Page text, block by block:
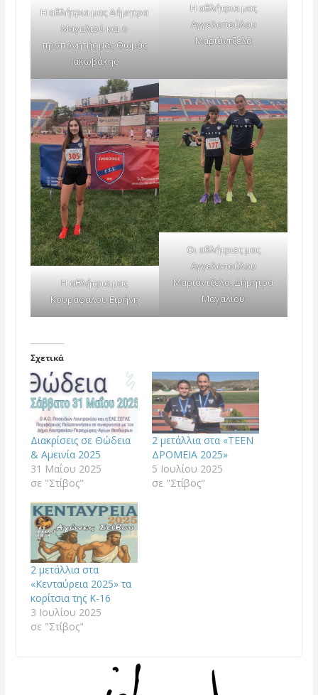
Η αθλήτρια μας Δήμητρα
Μαγαλιού και ο
προπονητής μας Θωμάς
Ιακωβάκης
Η αθλήτρια μας
Αγγελοπούλου
Μαριάντζελα
Η αθλήτρια μας
Κουράφαλου Ειρήνη
Οι αθλήτριες μας
Αγγελοπούλου
Μαριάντζελα, Δήμητρα
Μαγαλιού
Σχετικά
Διακρίσεις σε Θώδεια
& Αμεινία 2025
31 Μαΐου 2025
σε "Στίβος"
2 μετάλλια στα «TEEN
ΔΡΟΜΕΙΑ 2025»
5 Ιουλίου 2025
σε "Στίβος"
2 μετάλλια στα
«Κενταύρεια 2025» τα
κορίτσια της Κ-16
3 Ιουλίου 2025
σε "Στίβος"